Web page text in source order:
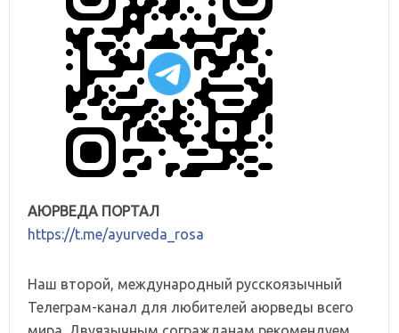
АЮРВЕДА ПОРТАЛ
https://t.me/ayurveda_rosa
Наш второй, международный русскоязычный
Телеграм-канал для любителей аюрведы всего